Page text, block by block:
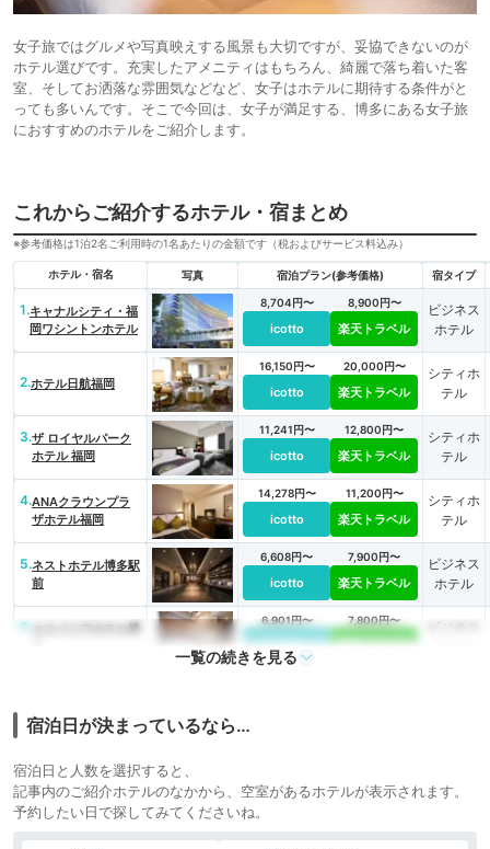
女子旅ではグルメや写真映えする風景も大切ですが、妥協できないのが
ホテル選びです。充実したアメニティはもちろん、綺麗で落ち着いた客
室、そしてお洒落な雰囲気などなど、女子はホテルに期待する条件がと
っても多いんです。そこで今回は、女子が満足する、博多にある女子旅
におすすめのホテルをご紹介します。
これからご紹介するホテル・宿まとめ
※参考価格は1泊2名ご利用時の1名あたりの金額です（税およびサービス料込み）
ホテル・宿名 写真 宿泊プラン(参考価格) 宿タイプ
1.キャナルシティ・福
岡ワシントンホテル
8,704円〜
icotto
8,900円〜
楽天トラベル
ビジネス
ホテル
2.ホテル日航福岡
16,150円〜
icotto
20,000円〜
楽天トラベル
シティホ
テル
3.ザ ロイヤルパーク
ホテル 福岡
11,241円〜
icotto
12,800円〜
楽天トラベル
シティホ
テル
4.ANAクラウンプラ
ザホテル福岡
14,278円〜
icotto
11,200円〜
楽天トラベル
シティホ
テル
5.ネストホテル博多駅
前
6,608円〜
icotto
7,900円〜
楽天トラベル
ビジネス
ホテル
6.
エスペリアホテル博
6,901円〜
icotto
7,800円〜
楽天トラベル
ビジネス
アネックス
9.ホテルウィングイン
ターナショナルセレ
ホテル
一覧の続きを見る
宿泊日が決まっているなら…
宿泊日と人数を選択すると、
記事内のご紹介ホテルのなかから、空室があるホテルが表示されます。
予約したい日で探してみてくださいね。